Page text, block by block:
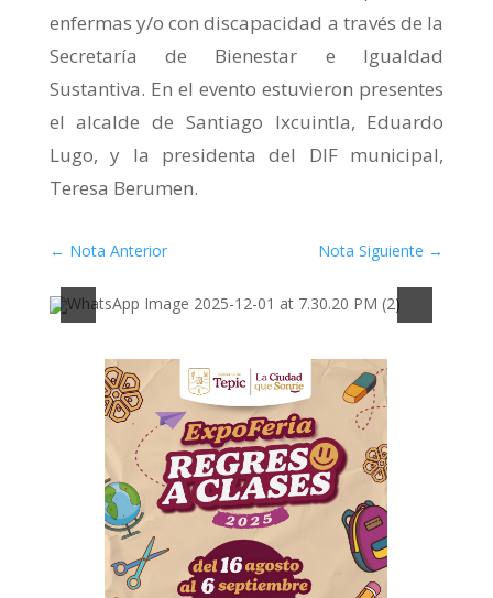
enfermas y/o con discapacidad a través de la
Secretaría de Bienestar e Igualdad
Sustantiva. En el evento estuvieron presentes
el alcalde de Santiago Ixcuintla, Eduardo
Lugo, y la presidenta del DIF municipal,
Teresa Berumen.
← Nota Anterior Nota Siguiente →